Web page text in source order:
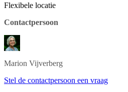
Flexibele locatie
Contactpersoon
Marion Vijverberg
Stel de contactpersoon een vraag